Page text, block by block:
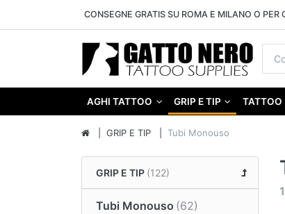
CONSEGNE GRATIS SU ROMA E MILANO O PER
AGHI TATTOO GRIP E TIP TATTOO
GRIP E TIP Tubi Monouso
GRIP E TIP
Tubi Monouso